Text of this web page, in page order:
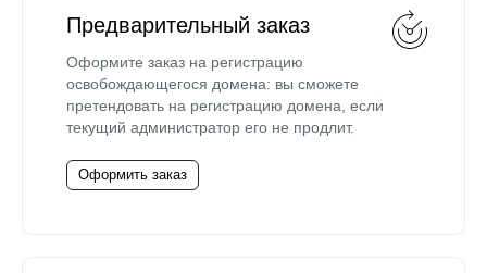
Предварительный заказ
Оформите заказ на регистрацию
освобождающегося домена: вы сможете
претендовать на регистрацию домена, если
текущий администратор его не продлит.
Оформить заказ